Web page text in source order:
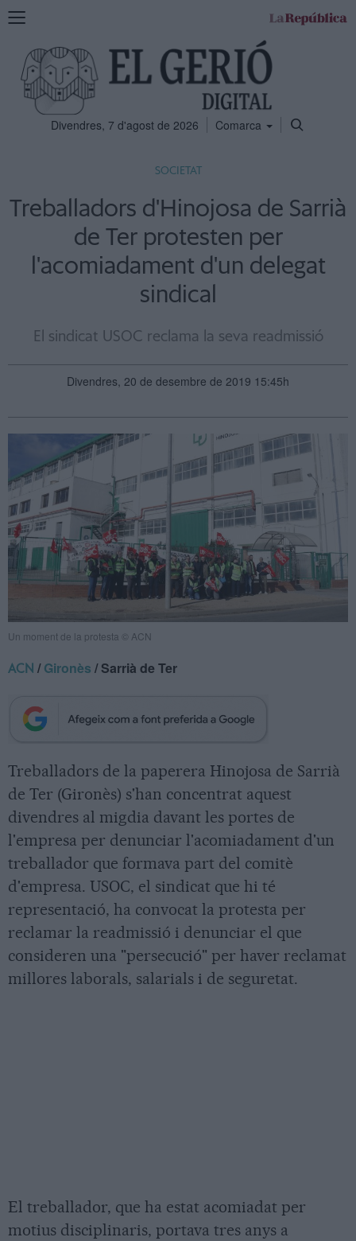
Mostra
navegació
Divendres, 7 d'agost de 2026 Comarca
SOCIETAT
Treballadors d'Hinojosa de Sarrià
de Ter protesten per
l'acomiadament d'un delegat
sindical
El sindicat USOC reclama la seva readmissió
Divendres, 20 de desembre de 2019 15:45h
Un moment de la protesta © ACN
ACN /Gironès / Sarrià de Ter
Treballadors de la paperera Hinojosa de Sarrià
de Ter (Gironès) s'han concentrat aquest
divendres al migdia davant les portes de
l'empresa per denunciar l'acomiadament d'un
treballador que formava part del comitè
d'empresa. USOC, el sindicat que hi té
representació, ha convocat la protesta per
reclamar la readmissió i denunciar el que
consideren una "persecució" per haver reclamat
millores laborals, salarials i de seguretat.
El treballador, que ha estat acomiadat per
motius disciplinaris, portava tres anys a